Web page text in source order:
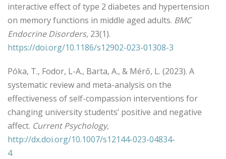
interactive effect of type 2 diabetes and hypertension
on memory functions in middle aged adults. BMC
Endocrine Disorders, 23(1).
https://doi.org/10.1186/s12902-023-01308-3
Póka, T., Fodor, L-A., Barta, A., & Mérő, L. (2023). A
systematic review and meta-analysis on the
effectiveness of self-compassion interventions for
changing university students’ positive and negative
affect. Current Psychology,
http://dx.doi.org/10.1007/s12144-023-04834-
4